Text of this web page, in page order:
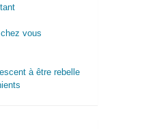
vous
à être rebelle